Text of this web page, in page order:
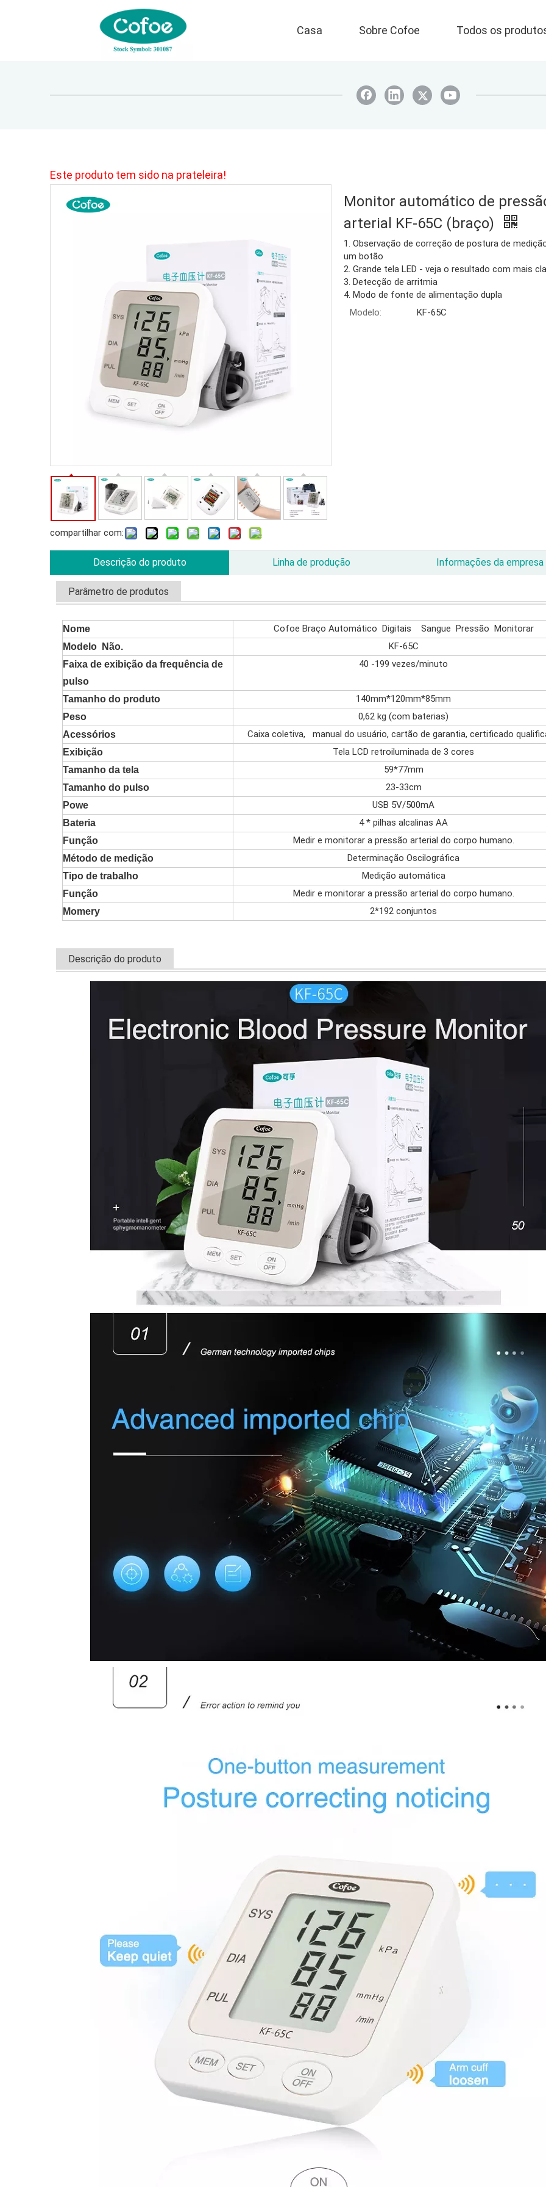
Casa Sobre Cofoe Todos os
Este produto tem sido na prateleira!
compartilhar com:
Monitor automático de
arterial KF-65C (braço)
1. Observação de correção de postura de
um botão
2. Grande tela LED - veja o resultado com mais
3. Detecção de arritmia
4. Modo de fonte de alimentação dupla
Modelo:
KF-65C
Descrição do produto Linha de produção Informações da empresa
Parâmetro de produtos
Nome Cofoe Braço Automático Digitais Sangue Pressão Monitorar
Modelo Não. KF-65C
Faixa de exibição da frequência de
pulso
40 -199 vezes/minuto
Tamanho do produto 140mm*120mm*85mm
Peso 0,62 kg (com baterias)
Acessórios Caixa coletiva, manual do usuário, cartão de garantia, certificado
Exibição Tela LCD retroiluminada de 3 cores
Tamanho da tela 59*77mm
Tamanho do pulso 23-33cm
Powe USB 5V/500mA
Bateria 4 * pilhas alcalinas AA
Função Medir e monitorar a pressão arterial do corpo humano.
Método de medição Determinação Oscilográfica
Tipo de trabalho Medição automática
Função Medir e monitorar a pressão arterial do corpo humano.
Momery 2*192 conjuntos
Descrição do produto